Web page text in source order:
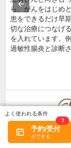
ら、がんをはじめ
患をできるだけ早
切な治療につなげ
を入れています。
過敏性腸炎と診断
予約/受付
3